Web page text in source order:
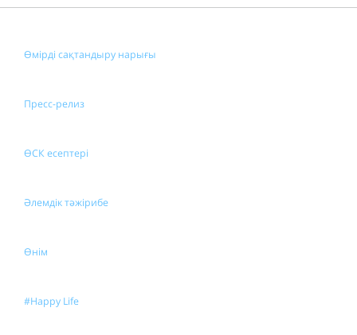
Өмірді сақтандыру нарығы
Пресс-релиз
ӨСК есептері
Әлемдік тәжірибе
Өнім
#Happy Life